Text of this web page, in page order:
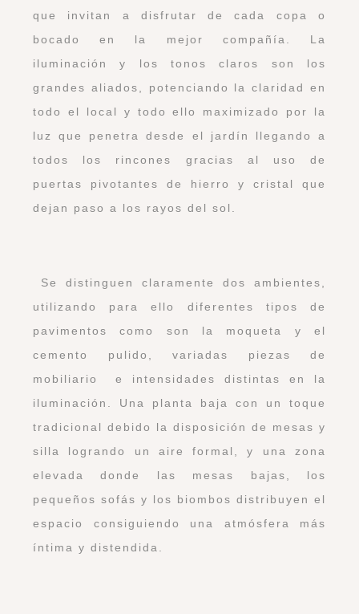
que invitan a disfrutar de cada copa o
bocado en la mejor compañía. La
iluminación y los tonos claros son los
grandes aliados, potenciando la claridad en
todo el local y todo ello maximizado por la
luz que penetra desde el jardín llegando a
todos los rincones gracias al uso de
puertas pivotantes de hierro y cristal que
dejan paso a los rayos del sol.
Se distinguen claramente dos ambientes,
utilizando para ello diferentes tipos de
pavimentos como son la moqueta y el
cemento pulido, variadas piezas de
mobiliario e intensidades distintas en la
iluminación. Una planta baja con un toque
tradicional debido la disposición de mesas y
silla logrando un aire formal, y una zona
elevada donde las mesas bajas, los
pequeños sofás y los biombos distribuyen el
espacio consiguiendo una atmósfera más
íntima y distendida.